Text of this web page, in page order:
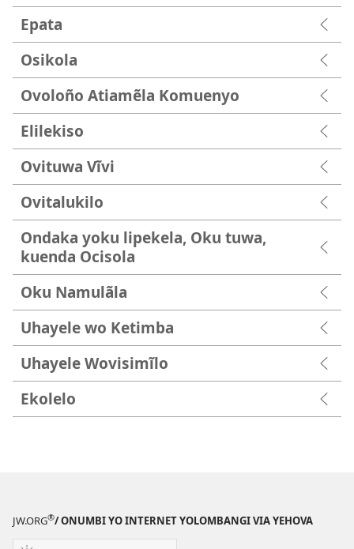
Epata
Osikola
Ovoloño Atiamẽla Komuenyo
Elilekiso
Ovituwa Vĩvi
Ovitalukilo
Ondaka yoku lipekela, Oku tuwa,
kuenda Ocisola
Oku Namulãla
Uhayele wo Ketimba
Uhayele Wovisimĩlo
Ekolelo
JW.ORG®/ ONUMBI YO INTERNET YOLOMBANGI VIA YEHOVA